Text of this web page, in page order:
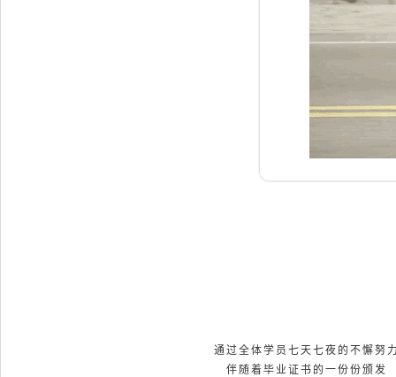
通过全体学员七天七夜的不懈努
伴随着毕业证书的一份份颁发